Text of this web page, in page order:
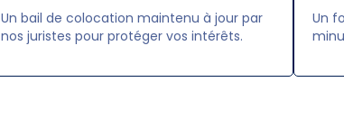
Un bail de colocation maintenu à jour par
nos juristes pour protéger vos intérêts.
Un